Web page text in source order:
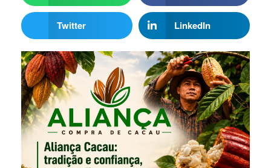
Twitter LinkedIn